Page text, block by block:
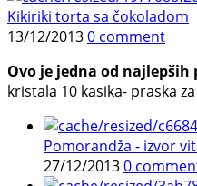
Kikiriki torta sa čokoladom
13/12/20130 comment
Ovo je jedna od
kristala 10 kasika- praska
Pomorandža - izvor
27/12/20130